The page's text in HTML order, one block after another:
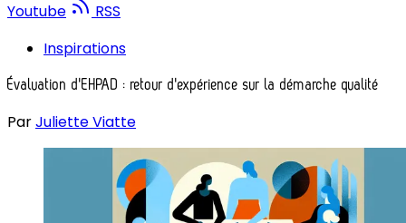
Youtube
RSS
Inspirations
Évaluation d'EHPAD : retour d'expérience sur la démarche qualité
ParJuliette Viatte